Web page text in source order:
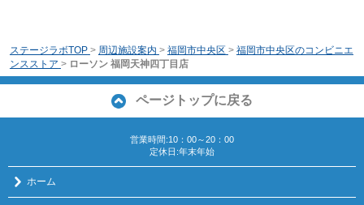
ステージラボTOP > 周辺施設案内 > 福岡市中央区 > 福岡市中央区のコンビニエ
ンスストア > ローソン 福岡天神四丁目店
ページトップに戻る
営業時間:10：00～20：00
定休日:年末年始
ホーム